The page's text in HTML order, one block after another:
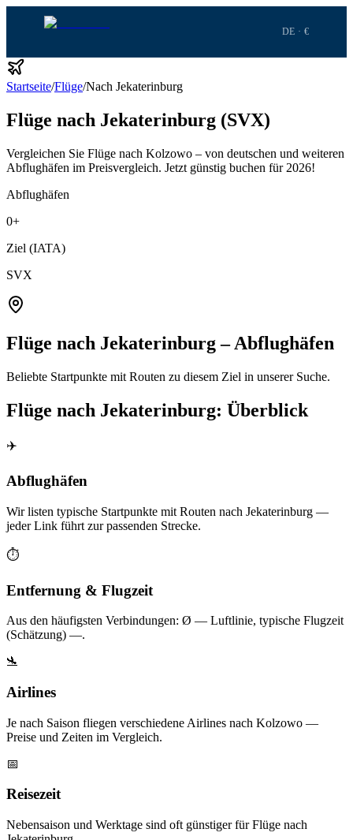
DE · €
Startseite/Flüge/Nach Jekaterinburg
Flüge nach Jekaterinburg (SVX)
Vergleichen Sie Flüge nach Kolzowo – von deutschen und weiteren
Abflughäfen im Preisvergleich. Jetzt günstig buchen für 2026!
Abflughäfen
0+
Ziel (IATA)
SVX
Flüge nach Jekaterinburg – Abflughäfen
Beliebte Startpunkte mit Routen zu diesem Ziel in unserer Suche.
Flüge nach Jekaterinburg: Überblick
✈️
Abflughäfen
Wir listen typische Startpunkte mit Routen nach Jekaterinburg —
jeder Link führt zur passenden Strecke.
⏱️
Entfernung & Flugzeit
Aus den häufigsten Verbindungen: Ø — Luftlinie, typische Flugzeit
(Schätzung) —.
🛬
Airlines
Je nach Saison fliegen verschiedene Airlines nach Kolzowo —
Preise und Zeiten im Vergleich.
📅
Reisezeit
Nebensaison und Werktage sind oft günstiger für Flüge nach